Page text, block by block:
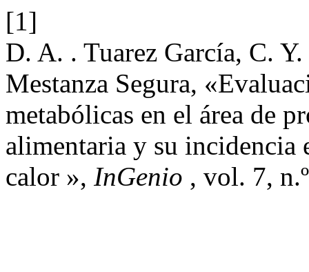
[1]
D. A. . Tuarez García, C.
Mestanza Segura,
metabólicas en el área de
alimentaria y su incidencia
calor », InGenio , vol. 7,